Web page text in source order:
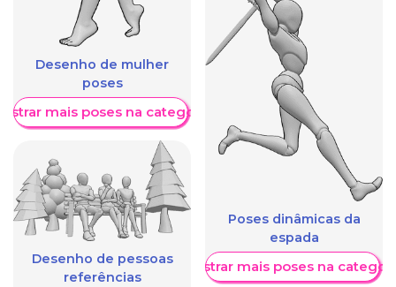
Desenho de mulher
poses
mais poses na categoria
Desenho de pessoas
referências
Poses dinâmicas da
espada
Mostrar mais poses na